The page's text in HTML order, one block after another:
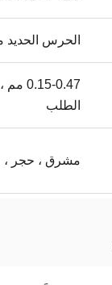
الحرس الحديد
الطلب
مشرق ، حجر ،